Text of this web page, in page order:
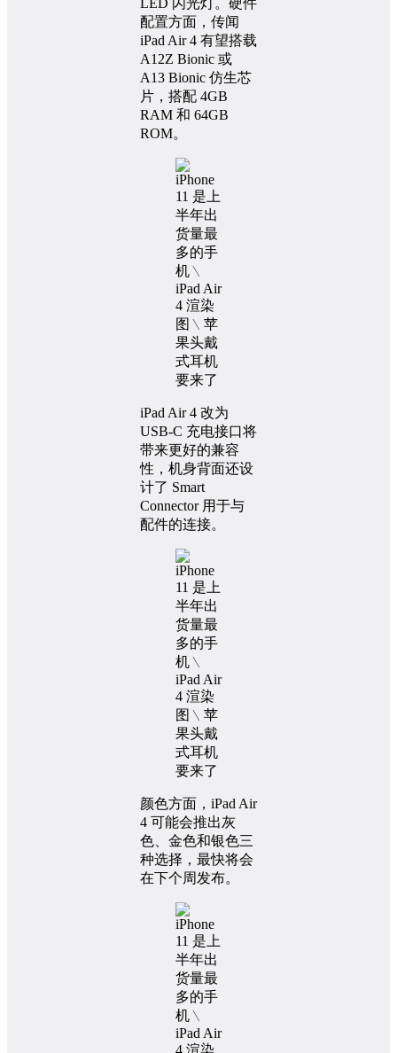
LED 闪光灯。硬件
配置方面，传闻
iPad Air 4 有望搭载
A12Z Bionic 或
A13 Bionic 仿生芯
片，搭配 4GB
RAM 和 64GB
ROM。
iPad Air 4 改为
USB-C 充电接口将
带来更好的兼容
性，机身背面还设
计了 Smart
Connector 用于与
配件的连接。
颜色方面，iPad Air
4 可能会推出灰
色、金色和银色三
种选择，最快将会
在下个周发布。